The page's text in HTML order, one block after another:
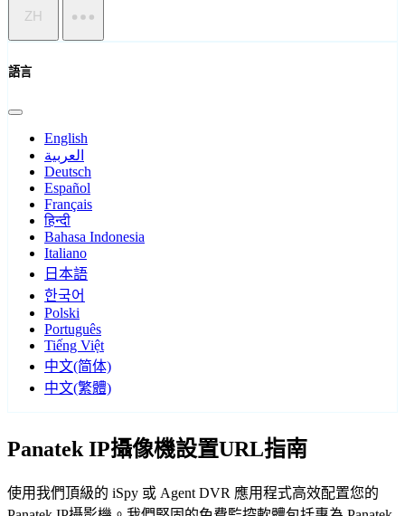
ZH
語言
English
العربية
Deutsch
Español
Français
हिन्दी
Bahasa Indonesia
Italiano
日本語
한국어
Polski
Português
Tiếng Việt
中文(简体)
中文(繁體)
Panatek IP攝像機設置URL指南
使用我們頂級的 iSpy 或 Agent DVR 應用程式高效配置您的